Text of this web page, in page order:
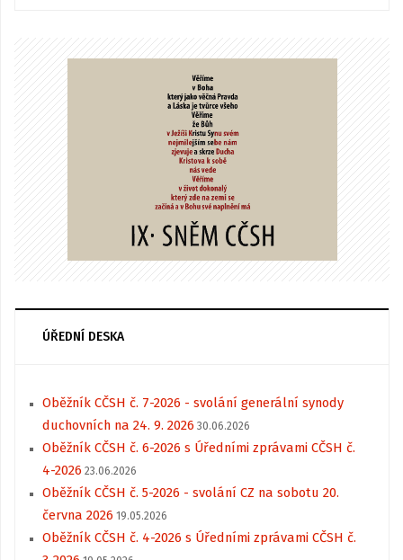
ÚŘEDNÍ DESKA
Oběžník CČSH č. 7-2026 - svolání generální synody
duchovních na 24. 9. 2026 30.06.2026
Oběžník CČSH č. 6-2026 s Úředními zprávami CČSH č.
4-2026 23.06.2026
Oběžník CČSH č. 5-2026 - svolání CZ na sobotu 20.
června 2026 19.05.2026
Oběžník CČSH č. 4-2026 s Úředními zprávami CČSH č.